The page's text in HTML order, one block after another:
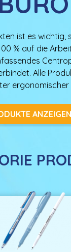
ist es wichtig,
% auf die
Alle
ANZEIGEN